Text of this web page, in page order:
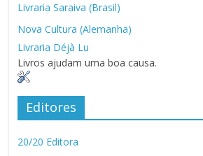
Livraria Saraiva (Brasil)
Nova Cultura (Alemanha)
Livraria Déjà Lu
Livros ajudam uma boa causa.
Editores
20/20 Editora